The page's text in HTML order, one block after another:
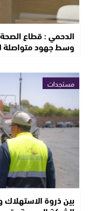
الدحمي : قطاع
وسط جهود متواصلة
مستجدات
بين ذروة